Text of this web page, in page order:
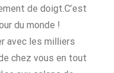
de doigt.C’est
du monde !
avec les milliers
chez vous en tout